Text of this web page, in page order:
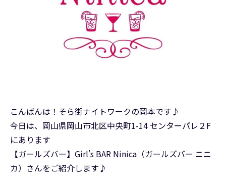
こんばんは！そら街ナイトワークの岡本です♪
今日は、岡山県岡山市北区中央町1-14 センターパレ２F
にあります
【ガールズバー】Girl’s BAR Ninica（ガールズバー ニニ
カ）さんをご紹介します♪